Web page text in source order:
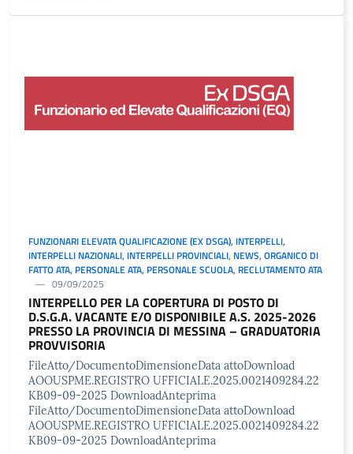
FUNZIONARI ELEVATA QUALIFICAZIONE (EX DSGA), INTERPELLI,
INTERPELLI NAZIONALI, INTERPELLI PROVINCIALI, NEWS, ORGANICO DI
FATTO ATA, PERSONALE ATA, PERSONALE SCUOLA, RECLUTAMENTO ATA
09/09/2025
INTERPELLO PER LA COPERTURA DI POSTO DI
D.S.G.A. VACANTE E/O DISPONIBILE A.S. 2025-2026
PRESSO LA PROVINCIA DI MESSINA – GRADUATORIA
PROVVISORIA
FileAtto/DocumentoDimensioneData attoDownload
AOOUSPME.REGISTRO UFFICIALE.2025.0021409284.22
KB09-09-2025 DownloadAnteprima
FileAtto/DocumentoDimensioneData attoDownload
AOOUSPME.REGISTRO UFFICIALE.2025.0021409284.22
KB09-09-2025 DownloadAnteprima